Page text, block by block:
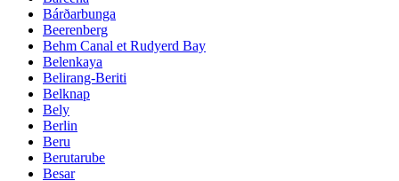
Bárðarbunga
Beerenberg
Behm Canal et Rudyerd Bay
Belenkaya
Belirang-Beriti
Belknap
Bely
Berlin
Beru
Berutarube
Besar